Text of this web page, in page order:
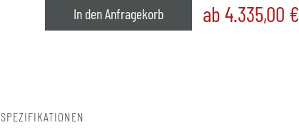
In den Anfragekorb ab 4.335,00 €
SPEZIFIKATIONEN